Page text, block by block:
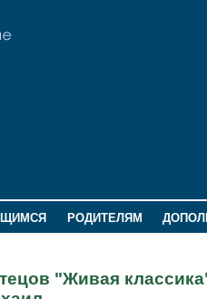
РОДИТЕЛЯМ
"Живая